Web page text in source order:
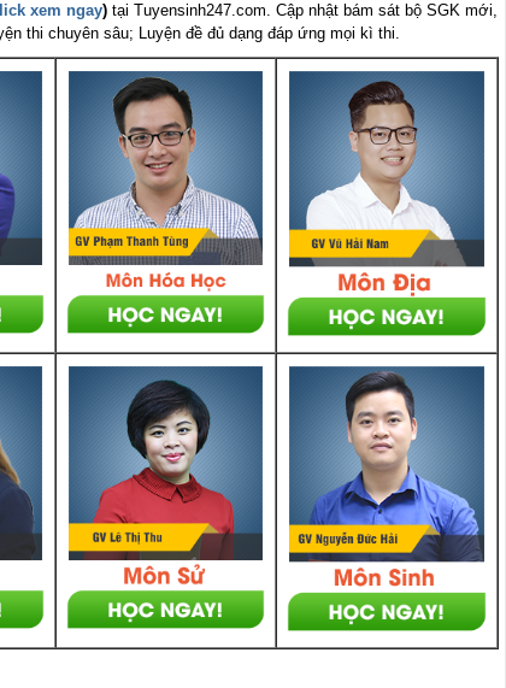
xem ngay)tại Tuyensinh247.com. Cập nhật bám sát bộ SGK mới,
thi chuyên sâu; Luyện đề đủ dạng đáp ứng mọi kì thi.